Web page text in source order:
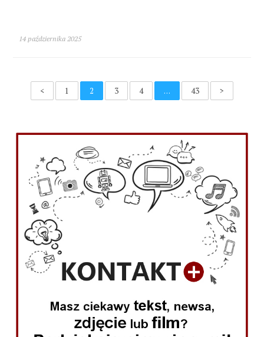
14 października 2025
< 1 2 3 4 … 43 >